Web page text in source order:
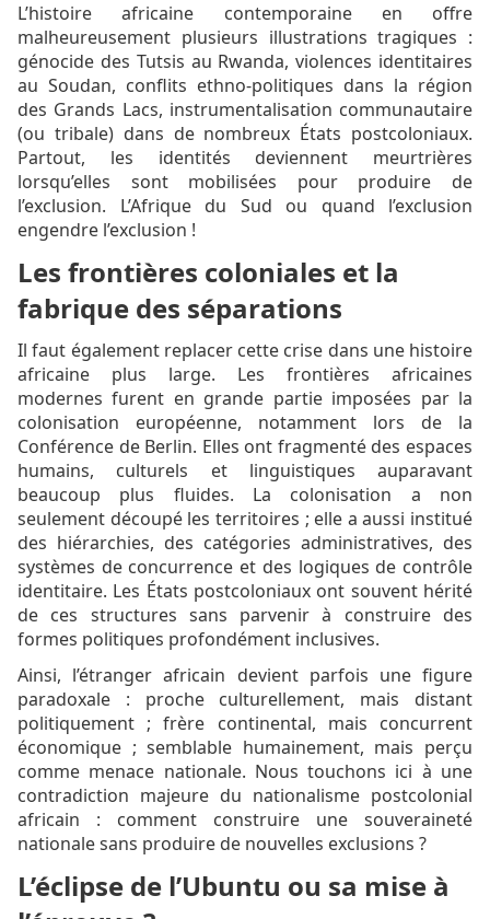
L’histoire africaine contemporaine en offre
malheureusement plusieurs illustrations tragiques :
génocide des Tutsis au Rwanda, violences identitaires
au Soudan, conflits ethno-politiques dans la région
des Grands Lacs, instrumentalisation communautaire
(ou tribale) dans de nombreux États postcoloniaux.
Partout, les identités deviennent meurtrières
lorsqu’elles sont mobilisées pour produire de
l’exclusion. L’Afrique du Sud ou quand l’exclusion
engendre l’exclusion !
Les frontières coloniales et la
fabrique des séparations
Il faut également replacer cette crise dans une histoire
africaine plus large. Les frontières africaines
modernes furent en grande partie imposées par la
colonisation européenne, notamment lors de la
Conférence de Berlin. Elles ont fragmenté des espaces
humains, culturels et linguistiques auparavant
beaucoup plus fluides. La colonisation a non
seulement découpé les territoires ; elle a aussi institué
des hiérarchies, des catégories administratives, des
systèmes de concurrence et des logiques de contrôle
identitaire. Les États postcoloniaux ont souvent hérité
de ces structures sans parvenir à construire des
formes politiques profondément inclusives.
Ainsi, l’étranger africain devient parfois une figure
paradoxale : proche culturellement, mais distant
politiquement ; frère continental, mais concurrent
économique ; semblable humainement, mais perçu
comme menace nationale. Nous touchons ici à une
contradiction majeure du nationalisme postcolonial
africain : comment construire une souveraineté
nationale sans produire de nouvelles exclusions ?
L’éclipse de l’Ubuntu ou sa mise à